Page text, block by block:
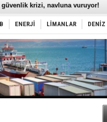
güvenlik krizi, navluna vuruyor!
bozdu, oteller fiyat kırdı
tankerlerinde lider bayrak
gemisinden süperyata
Alsancak Limanı’ndan
gemicilik
başlıyor
Marmaris’in mavi sularında
Hamdi Erçelik’ten ‘Çözüm
Tiger’a katıldı!
Gücü’!
yosunu: Yüz binlerce
gemiler biyolojik bombaya
ENERJİ LİMANLAR DENİZ